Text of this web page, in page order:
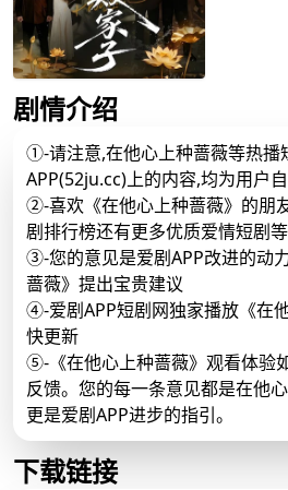
剧情介绍
①-请注意,在他心上种蔷薇等热播
APP(52ju.cc)上的内容,均为用户自
②-喜欢《在他心上种蔷薇》的朋
剧排行榜还有更多优质爱情短剧
③-您的意见是爱剧APP改进的动
蔷薇》提出宝贵建议
④-爱剧APP短剧网独家播放《在
快更新
⑤-《在他心上种蔷薇》观看体验
反馈。您的每一条意见都是在他
更是爱剧APP进步的指引。
下载链接